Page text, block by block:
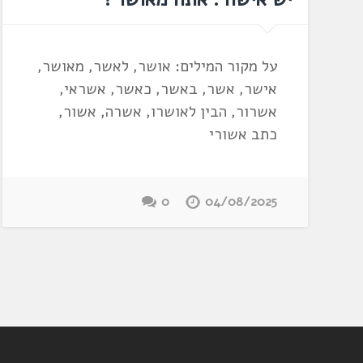
על מקור המילים: אושר, לאשר, מאושר,
אישר, אשר, באשר, כאשר, אשראי,
אשרור, הבין לאושרו, אשרה, אשור,
כתב אשורי
04/08/2025
0